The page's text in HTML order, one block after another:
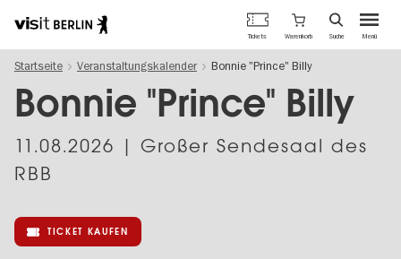
zum
Inhalt
Berlins
offizielles
Tourismusportal
Menü
Tickets Warenkorb Suche
Startseite Veranstaltungskalender Bonnie "Prince" Billy
Bonnie "Prince" Billy
11.08.2026 | Großer Sendesaal des
RBB
TICKET KAUFEN